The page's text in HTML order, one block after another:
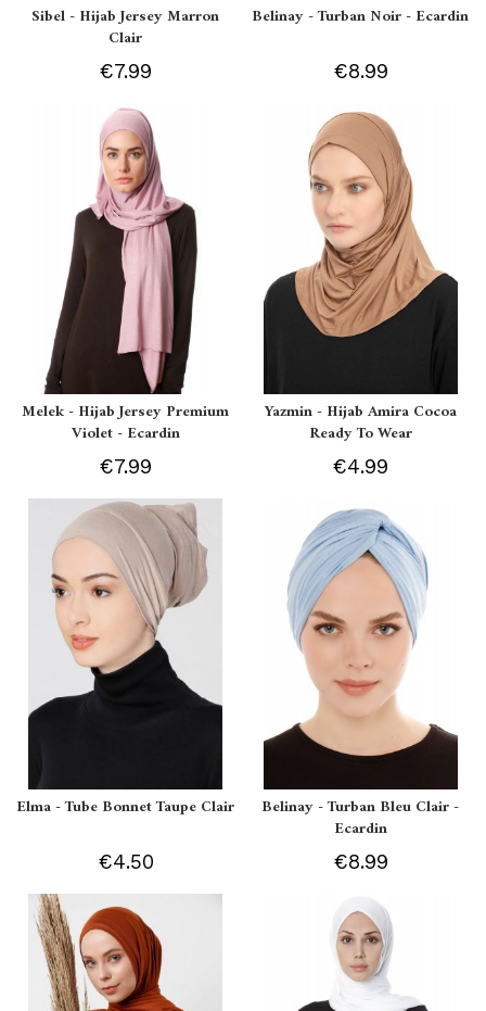
Sibel - Hijab Jersey Marron
Clair
€7.99
Belinay - Turban Noir - Ecardin
€8.99
Melek - Hijab Jersey Premium
Violet - Ecardin
€7.99
Yazmin - Hijab Amira Cocoa
Ready To Wear
€4.99
Elma - Tube Bonnet Taupe Clair
€4.50
Belinay - Turban Bleu Clair -
Ecardin
€8.99